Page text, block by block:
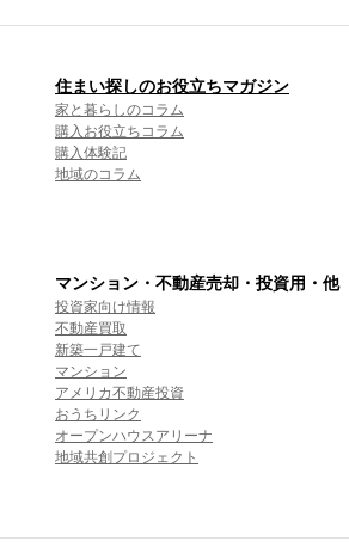
住まい探しのお役立ちマガジン
家と暮らしのコラム
購入お役立ちコラム
購入体験記
地域のコラム
マンション・不動産売却・投資用・他
投資家向け情報
不動産買取
新築一戸建て
マンション
アメリカ不動産投資
おうちリンク
オープンハウスアリーナ
地域共創プロジェクト